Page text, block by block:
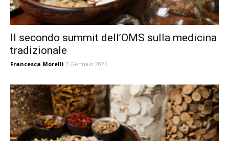
Il secondo summit dell’OMS sulla medicina
tradizionale
Francesca Morelli 7 Gennaio 2026